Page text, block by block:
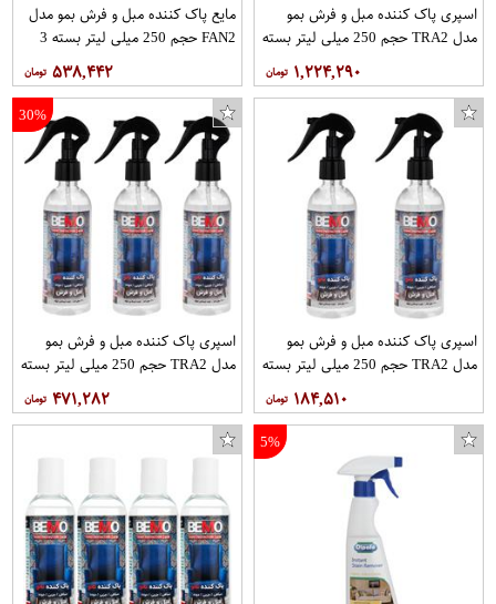
اسپری پاک کننده مبل و فرش بمو
مدل TRA2 حجم 250 میلی لیتر بسته
۱,۲۲۴,۲۹۰
مایع پاک کننده مبل و فرش بمو مدل
FAN2 حجم 250 میلی لیتر بسته 3
۵۳۸,۴۴۲
اسپری پاک کننده مبل و فرش بمو
مدل TRA2 حجم 250 میلی لیتر بسته
۱۸۴,۵۱۰
30%
اسپری پاک کننده مبل و فرش بمو
مدل TRA2 حجم 250 میلی لیتر بسته
۴۷۱,۲۸۲
5%